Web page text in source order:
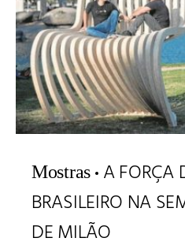
Mostras
A FORÇA
BRASILEIRO NA
DE MILÃO